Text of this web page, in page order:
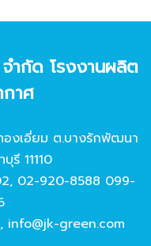
ากัด โรงงานผลิต
าศ
งเอี่ยม ต.บางรักพัฒนา
รี 11110
, 02-920-8588 099-
, info@jk-green.com